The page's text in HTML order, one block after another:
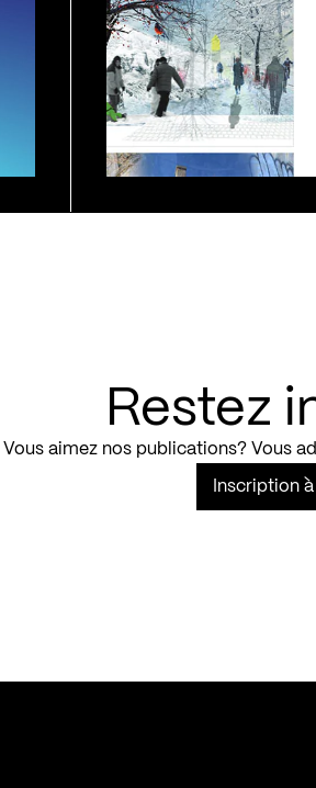
Restez
Vous aimez nos publications? Vous
Inscription